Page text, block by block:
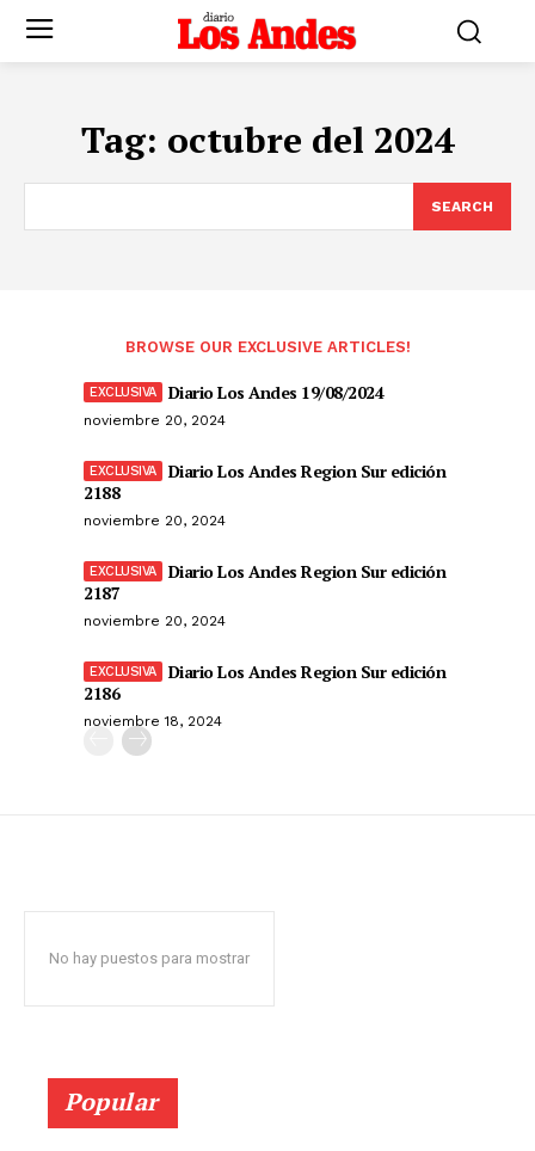
Tag: octubre del 2024
SEARCH
BROWSE OUR EXCLUSIVE ARTICLES!
Diario Los Andes 19/08/2024
noviembre 20, 2024
Diario Los Andes Region Sur edición
2188
noviembre 20, 2024
Diario Los Andes Region Sur edición
2187
noviembre 20, 2024
Diario Los Andes Region Sur edición
2186
noviembre 18, 2024
No hay puestos para mostrar
Popular